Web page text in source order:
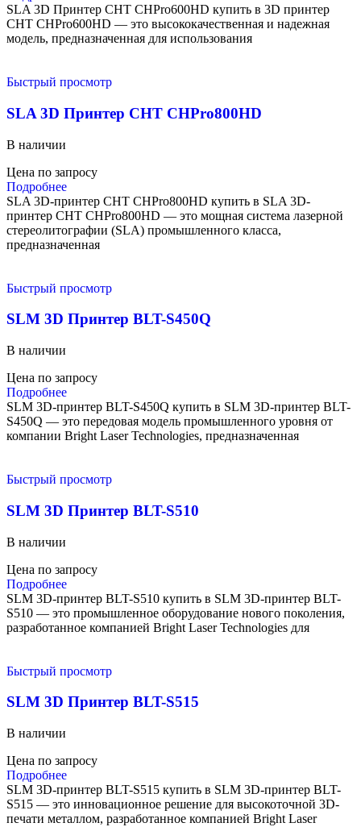
SLA 3D Принтер CHT CHPro600HD купить в 3D принтер
CHT CHPro600HD — это высококачественная и надежная
модель, предназначенная для использования
Быстрый просмотр
SLA 3D Принтер CHT CHPro800HD
В наличии
Цена по запросу
Подробнее
SLA 3D-принтер CHT CHPro800HD купить в SLA 3D-
принтер CHT CHPro800HD — это мощная система лазерной
стереолитографии (SLA) промышленного класса,
предназначенная
Быстрый просмотр
SLM 3D Принтер BLT-S450Q
В наличии
Цена по запросу
Подробнее
SLM 3D-принтер BLT-S450Q купить в SLM 3D-принтер BLT-
S450Q — это передовая модель промышленного уровня от
компании Bright Laser Technologies, предназначенная
Быстрый просмотр
SLM 3D Принтер BLT-S510
В наличии
Цена по запросу
Подробнее
SLM 3D-принтер BLT-S510 купить в SLM 3D-принтер BLT-
S510 — это промышленное оборудование нового поколения,
разработанное компанией Bright Laser Technologies для
Быстрый просмотр
SLM 3D Принтер BLT-S515
В наличии
Цена по запросу
Подробнее
SLM 3D-принтер BLT-S515 купить в SLM 3D-принтер BLT-
S515 — это инновационное решение для высокоточной 3D-
печати металлом, разработанное компанией Bright Laser